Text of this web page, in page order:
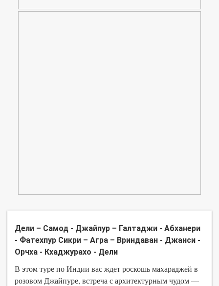
Дели – Самод - Джайпур – Галтаджи - Абханери
- Фатехпур Сикри – Агра – Вриндаван - Джанси -
Орчха - Кхаджурахо - Дели
В этом туре по Индии вас ждет роскошь махараджей в
розовом Джайпуре, встреча с архитектурным чудом —